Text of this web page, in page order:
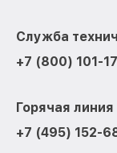
Служба
+7 (800) 101-
Горячая линия
+7 (495) 152-